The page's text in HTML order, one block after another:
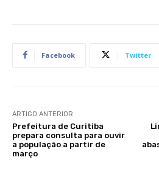
Facebook Twitter
ARTIGO ANTERIOR
Prefeitura de Curitiba
prepara consulta para ouvir
a população a partir de
março